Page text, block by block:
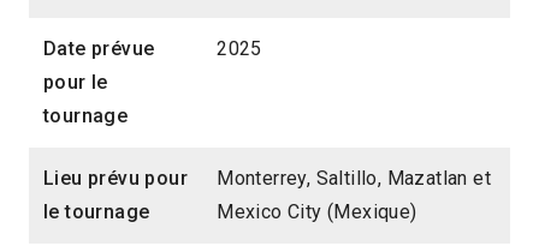
Date prévue
pour le
tournage
2025
Lieu prévu pour
le tournage
Monterrey, Saltillo, Mazatlan et
Mexico City (Mexique)